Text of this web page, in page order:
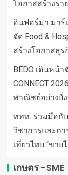
โอกาสสร้างรา
อินฟอร์มา มาร์
จัด Food &
สร้างโอกาสธุร
BEDO เดินหน้า
CONNECT
พาณิชย์อย่างยั่
ททท. ร่วมมือกั
วิชาการและกา
เที่ยวไทย “ขา
เกษตร -SME